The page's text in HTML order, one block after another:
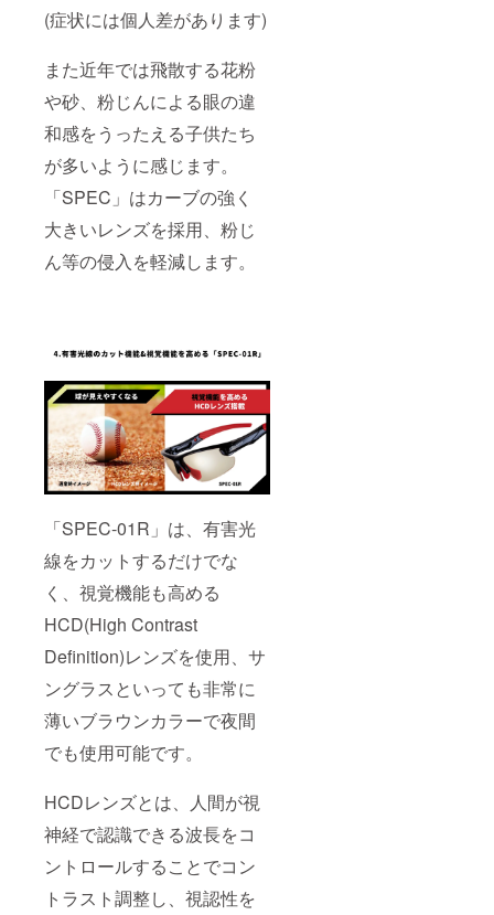
(症状には個人差があります)
また近年では飛散する花粉
や砂、粉じんによる眼の違
和感をうったえる子供たち
が多いように感じます。
「SPEC」はカーブの強く
大きいレンズを採用、粉じ
ん等の侵入を軽減します。
「SPEC-01R」は、有害光
線をカットするだけでな
く、視覚機能も高める
HCD(High Contrast
Definition)レンズを使用、サ
ングラスといっても非常に
薄いブラウンカラーで夜間
でも使用可能です。
HCDレンズとは、人間が視
神経で認識できる波長をコ
ントロールすることでコン
トラスト調整し、視認性を